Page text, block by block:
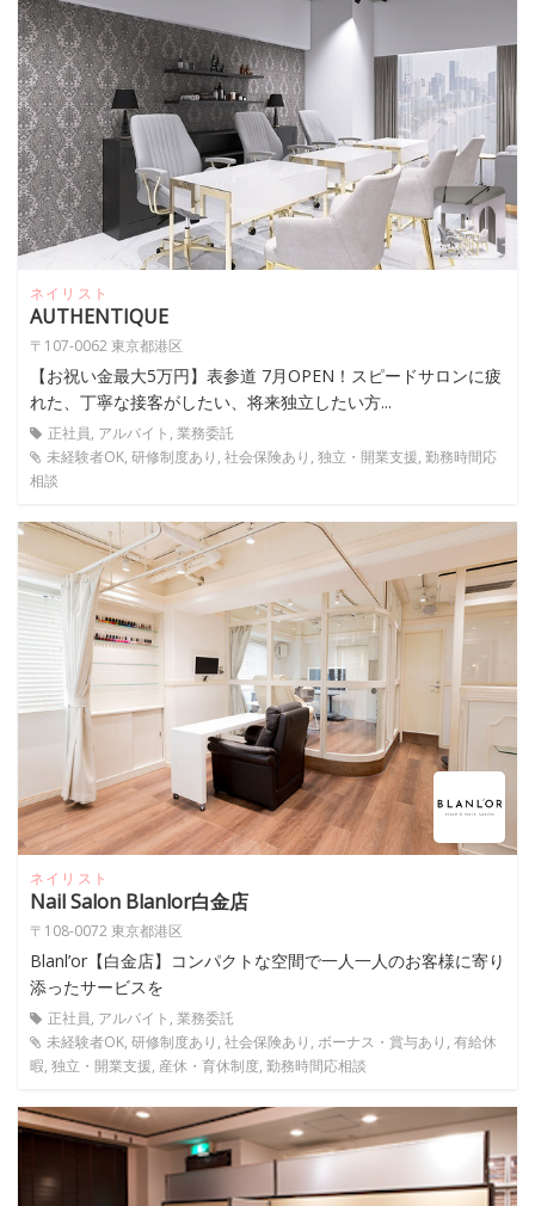
ネイリスト
AUTHENTIQUE
〒107-0062 東京都港区
【お祝い金最大5万円】表参道 7月OPEN！スピードサロンに疲
れた、丁寧な接客がしたい、将来独立したい方...
正社員, アルバイト, 業務委託
未経験者OK, 研修制度あり, 社会保険あり, 独立・開業支援, 勤務時間応
相談
ネイリスト
Nail Salon Blanlor白金店
〒108-0072 東京都港区
Blanl’or【白金店】コンパクトな空間で一人一人のお客様に寄り
添ったサービスを
正社員, アルバイト, 業務委託
未経験者OK, 研修制度あり, 社会保険あり, ボーナス・賞与あり, 有給休
暇, 独立・開業支援, 産休・育休制度, 勤務時間応相談